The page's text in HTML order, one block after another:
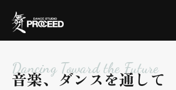
Dancing Toward the Future
音楽、ダンスを通して